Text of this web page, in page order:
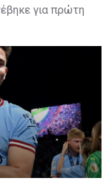
για πρώτη
τους την
και την
ο Πεπ
από ρεκόρ,
αλλά και